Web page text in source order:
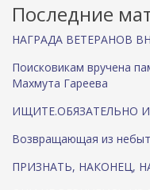
Последние
НАГРАДА ВЕТЕРАНОВ
Поисковикам вручена
Махмута Гареева
ИЩИТЕ.ОБЯЗАТЕЛЬНО
Возвращающая из
ПРИЗНАТЬ, НАКОНЕЦ,